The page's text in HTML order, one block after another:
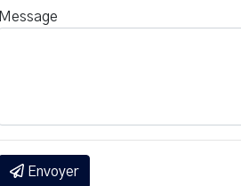
Message
Envoyer